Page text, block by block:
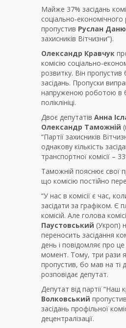
Майже 37% засідань
соціально-економічного
пропустив Руслан
захисників Вітчизни”).
Олександр Кравчук
комісію соціально-
розвитку. Він пропустив
засідань. Пропуски
напруженою роботою в
поліклініці.
Двоє депутатів Анна
Олександр Таможній
“Партії захисників
однакову кількість
транспортної комісії –
Таможній пояснює свої
що комісію постійно
“У нас в комісії є час,
засідати за графіком. Є
комісій. Але голова
Паустовський (Укроп)
переносить засідання
день і повідомляє про це
момент. Тому, три рази
пропустив, бо мав на ті
розповідає депутат.
Депутат від партії “Наш
Волковський
засідань профільної
децентралізації.